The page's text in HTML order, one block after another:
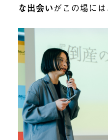
な出会いがこの場には